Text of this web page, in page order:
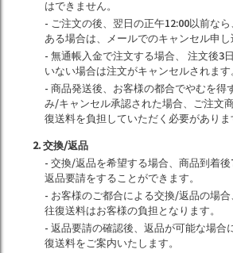
はできません。
- ご注文の後、翌日の正午12:00以前な
ある場合は、メールでのキャンセル申し
- 無通帳入金で注文する場合、 注文後3
いない場合は注文がキャンセルされます
- 商品発送後、お客様の都合でやむを得
み/キャンセル承認された場合、ご注文
復送料を負担していただく必要がありま
2. 交換/返品
- 交換/返品を希望する場合、商品到着
返品要請をすることができます。
- お客様のご都合による交換/返品の場
往復送料はお客様の負担となります。
- 返品要請の確認後、返品が可能な場合
復送料をご案内いたします。